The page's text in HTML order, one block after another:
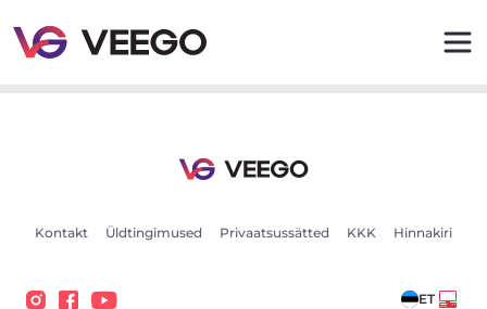
Kontakt Üldtingimused Privaatsussätted KKK Hinnakiri
ET